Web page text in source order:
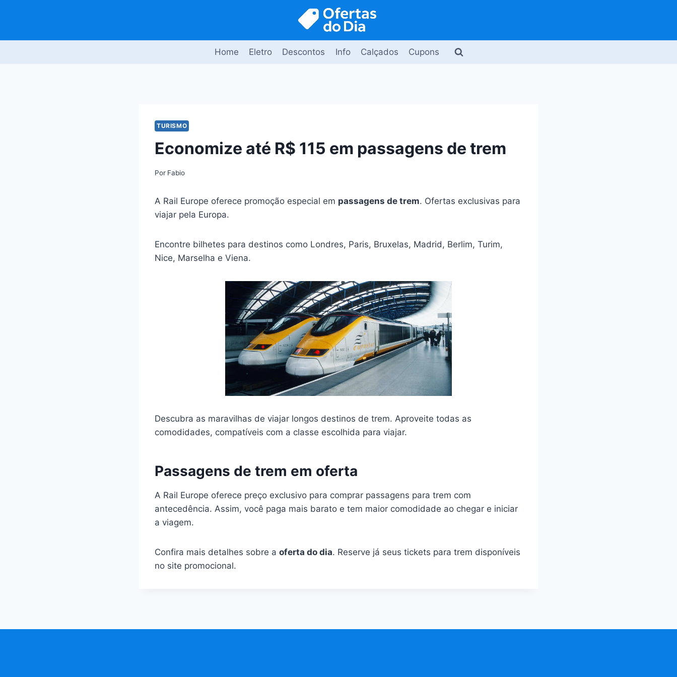
Home Eletro Descontos Info Calçados Cupons
TURISMO
Economize até R$ 115 em passagens de trem
Por Fabio
A Rail Europe oferece promoção especial em passagens de trem. Ofertas exclusivas para
viajar pela Europa.
Encontre bilhetes para destinos como Londres, Paris, Bruxelas, Madrid, Berlim, Turim,
Nice, Marselha e Viena.
Descubra as maravilhas de viajar longos destinos de trem. Aproveite todas as
comodidades, compatíveis com a classe escolhida para viajar.
Passagens de trem em oferta
A Rail Europe oferece preço exclusivo para comprar passagens para trem com
antecedência. Assim, você paga mais barato e tem maior comodidade ao chegar e iniciar
a viagem.
Confira mais detalhes sobre a oferta do dia. Reserve já seus tickets para trem disponíveis
no site promocional.